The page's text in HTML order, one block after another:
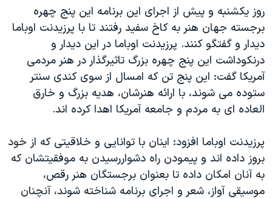
روز یکشنبه و پیش از اجرای این برنامه این پنج چهره
برجسته جهان هنر به کاخ سفید رفتند تا با پرزیدنت اوباما
دیدار و گفتگو کنند. پرزیدنت اوباما در این دیدار و
درنکوداشت این پنج چهره بزرگ تاثیرگذار در هنر مردمی
آمریکا گفت: این پنج تن که امسال از سوی کندی سنتر
ستوده می شوند، با ارائه هنرشان، هدیه بزرگ و خارق
العاده ای به مردم و جامعه آمریکا اهدا کرده اند.
پرزیدنت اوباما افزود: اینان با توانایی و خلاقیتی که از خود
بروز داده اند و پیمودن راه دشواررسیدن به موفقیتشان که
به آنان امکان داده تا بعنوان برجستگان هنر رقص،
موسیقی آواز، شعر و اجرای برنامه شناخته شوند، آنچنان